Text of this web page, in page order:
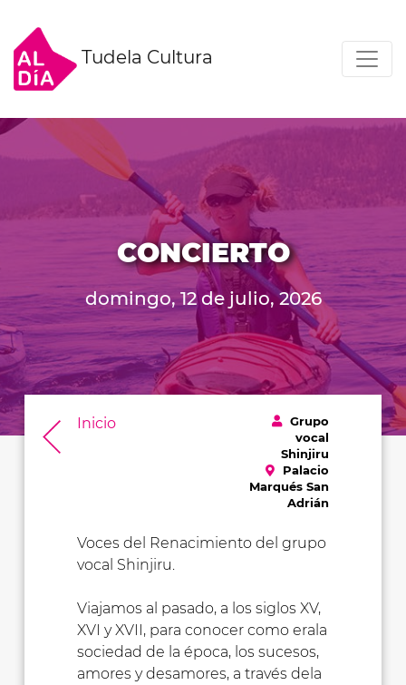
Tudela Cultura
CONCIERTO
domingo, 12 de julio, 2026
Inicio
Grupo
vocal
Shinjiru
Palacio
Marqués San
Adrián
Voces del Renacimiento del grupo
vocal Shinjiru.
Viajamos al pasado, a los siglos XV,
XVI y XVII, para conocer como erala
sociedad de la época, los sucesos,
amores y desamores, a través dela